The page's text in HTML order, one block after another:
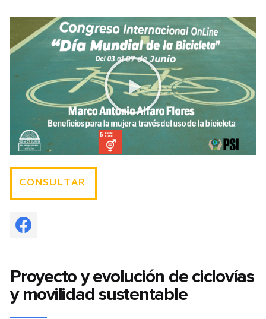
CONSULTAR
Proyecto y evolución de ciclovías
y movilidad sustentable